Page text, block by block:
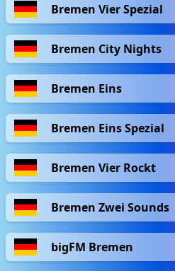
Bremen Vier Spezial
Bremen City Nights
Bremen Eins
Bremen Eins Spezial
Bremen Vier Rockt
Bremen Zwei Sounds
bigFM Bremen